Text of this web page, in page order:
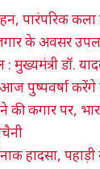
पारंपरिक
के अवसर
मुख्यमंत्री डॉ.
पुष्पवर्षा करेंगे
की कगार पर,
हादसा,